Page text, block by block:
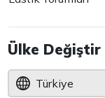
Ülke Değiştir
Türkiye